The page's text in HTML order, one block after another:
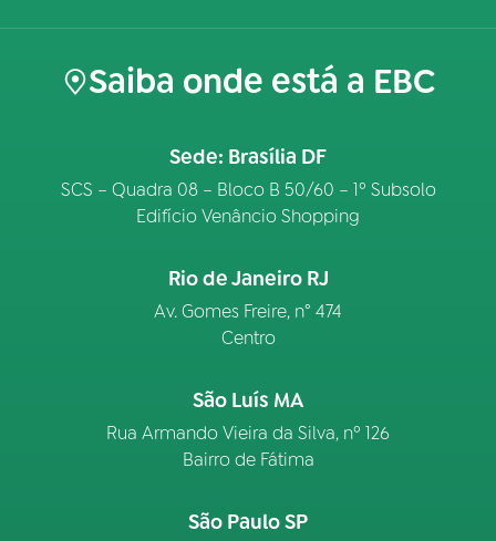
Saiba onde está a EBC
Sede: Brasília DF
SCS – Quadra 08 – Bloco B 50/60 – 1º Subsolo
Edifício Venâncio Shopping
Rio de Janeiro RJ
Av. Gomes Freire, n° 474
Centro
São Luís MA
Rua Armando Vieira da Silva, nº 126
Bairro de Fátima
São Paulo SP